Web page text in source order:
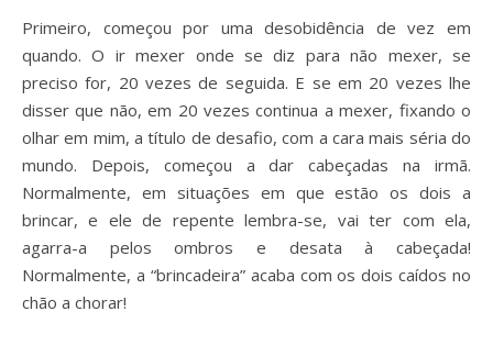
Primeiro, começou por uma desobidência de vez em
quando. O ir mexer onde se diz para não mexer, se
preciso for, 20 vezes de seguida. E se em 20 vezes lhe
disser que não, em 20 vezes continua a mexer, fixando o
olhar em mim, a título de desafio, com a cara mais séria do
mundo. Depois, começou a dar cabeçadas na irmã.
Normalmente, em situações em que estão os dois a
brincar, e ele de repente lembra-se, vai ter com ela,
agarra-a pelos ombros e desata à cabeçada!
Normalmente, a “brincadeira” acaba com os dois caídos no
chão a chorar!